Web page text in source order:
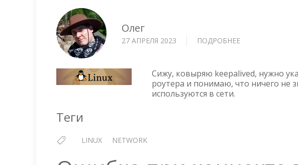
Олег
27 АПРЕЛЯ 2023 ПОДРОБНЕЕ
ПАКЕТЫ
С
Сижу, ковыряю keepalived, нужно
роутера и понимаю, что ничего не
используются в сети.
Теги
LINUX NETWORK